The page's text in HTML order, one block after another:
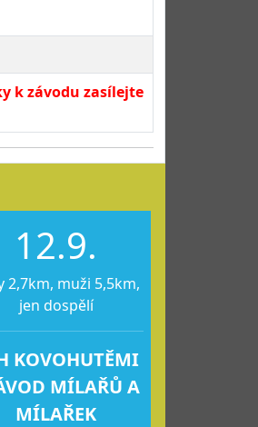
k závodu zasílejte
12.9.
2,7km, muži 5,5km,
jen dospělí
KOVOHUTĚMI
MÍLAŘŮ A
MÍLAŘEK